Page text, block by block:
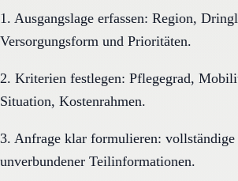
1. Ausgangslage erfassen: Region,
Versorgungsform und Prioritäten.
2. Kriterien festlegen: Pflegegrad,
Situation, Kostenrahmen.
3. Anfrage klar formulieren: vollständige
unverbundener Teilinformationen.